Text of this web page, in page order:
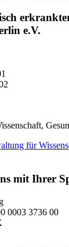
e.V.
mit Ihrer
0003 3736 00